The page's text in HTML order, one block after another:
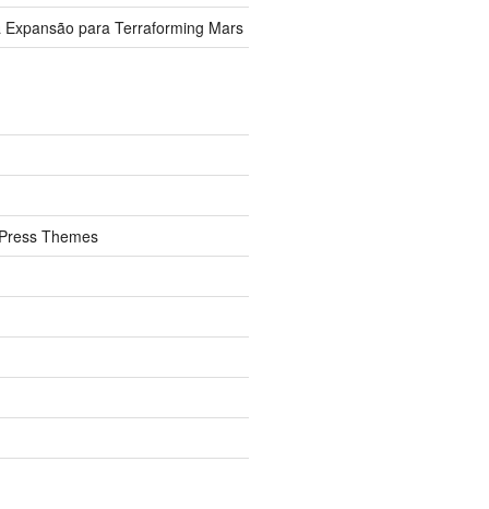
Expansão para Terraforming Mars
Themes